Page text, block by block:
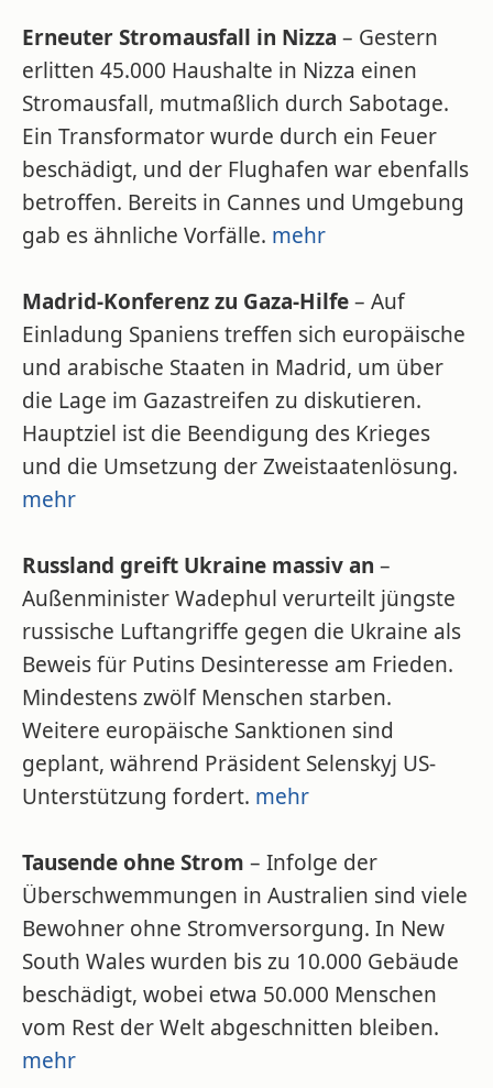
Erneuter Stromausfall in Nizza – Gestern
erlitten 45.000 Haushalte in Nizza einen
Stromausfall, mutmaßlich durch Sabotage.
Ein Transformator wurde durch ein Feuer
beschädigt, und der Flughafen war ebenfalls
betroffen. Bereits in Cannes und Umgebung
gab es ähnliche Vorfälle. mehr
Madrid-Konferenz zu Gaza-Hilfe– Auf
Einladung Spaniens treffen sich europäische
und arabische Staaten in Madrid, um über
die Lage im Gazastreifen zu diskutieren.
Hauptziel ist die Beendigung des Krieges
und die Umsetzung der Zweistaatenlösung.
mehr
Russland greift Ukraine massiv an –
Außenminister Wadephul verurteilt jüngste
russische Luftangriffe gegen die Ukraine als
Beweis für Putins Desinteresse am Frieden.
Mindestens zwölf Menschen starben.
Weitere europäische Sanktionen sind
geplant, während Präsident Selenskyj US-
Unterstützung fordert. mehr
Tausende ohne Strom – Infolge der
Überschwemmungen in Australien sind viele
Bewohner ohne Stromversorgung. In New
South Wales wurden bis zu 10.000 Gebäude
beschädigt, wobei etwa 50.000 Menschen
vom Rest der Welt abgeschnitten bleiben.
mehr